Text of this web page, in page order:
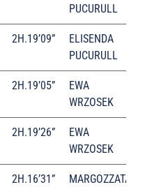
PUCURULL
2H.19’09”
ELISENDA
PUCURULL
2H.19’05”
EWA
WRZOSEK
2H.19’26”
EWA
WRZOSEK
2H.16’31”
MARGOZZATA